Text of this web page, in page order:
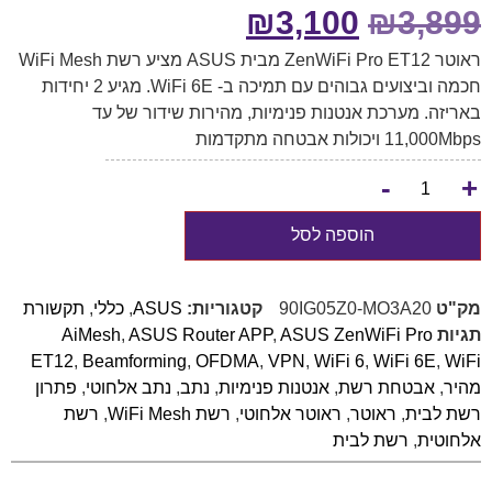
₪3,899
₪3,100
ראוטר ZenWiFi Pro ET12 מבית ASUS מציע רשת WiFi Mesh
חכמה וביצועים גבוהים עם תמיכה ב- WiFi 6E. מגיע 2 יחידות
באריזה. מערכת אנטנות פנימיות, מהירות שידור של עד
11,000Mbps ויכולות אבטחה מתקדמות
+
-
הוספה לסל
מק"ט 90IG05Z0-MO3A20 קטגוריות: ASUS
, כללי, תקשורת
תגיות
AiMesh, ASUS Router APP, ASUS ZenWiFi Pro
ET12, Beamforming, OFDMA, VPN , WiFi 6, WiFi 6E, WiFi
מהיר, אבטחת רשת, אנטנות פנימיות, נתב, נתב אלחוטי, פתרון
רשת לבית, ראוטר, ראוטר אלחוטי, רשת WiFi Mesh , רשת
אלחוטית, רשת לבית